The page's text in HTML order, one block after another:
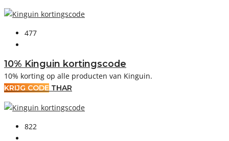
477
10% Kinguin kortingscode
10% korting op alle producten van Kinguin.
KRIJG CODE THAR
822